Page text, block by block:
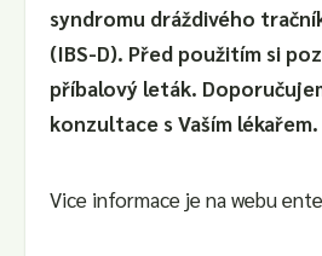
syndromu dráždivého
(IBS-D). Před použitím si
příbalový leták.
konzultace s Vaším lékařem.
Vice informace je na webu